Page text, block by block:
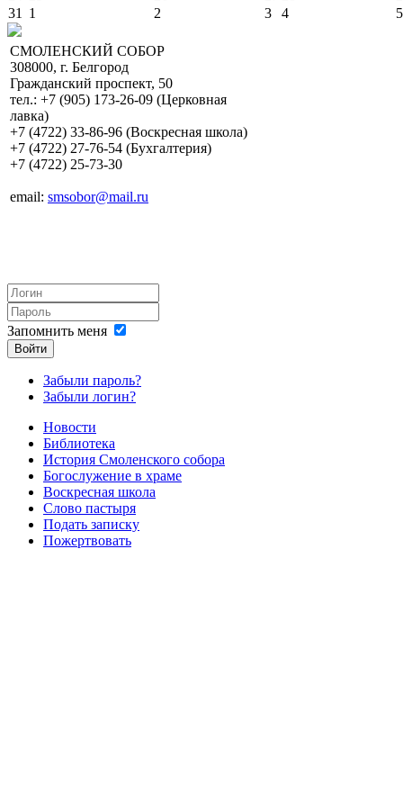
31
1 2 3 4 5
СМОЛЕНСКИЙ СОБОР
308000, г. Белгород
Гражданский проспект, 50
тел.: +7 (905) 173-26-09 (Церковная
лавка)
+7 (4722) 33-86-96 (Воскресная школа)
+7 (4722) 27-76-54 (Бухгалтерия)
+7 (4722) 25-73-30
email: smsobor@mail.ru
Запомнить меня
Войти
Забыли пароль?
Забыли логин?
Новости
Библиотека
История Смоленского собора
Богослужение в храме
Воскресная школа
Слово пастыря
Подать записку
Пожертвовать